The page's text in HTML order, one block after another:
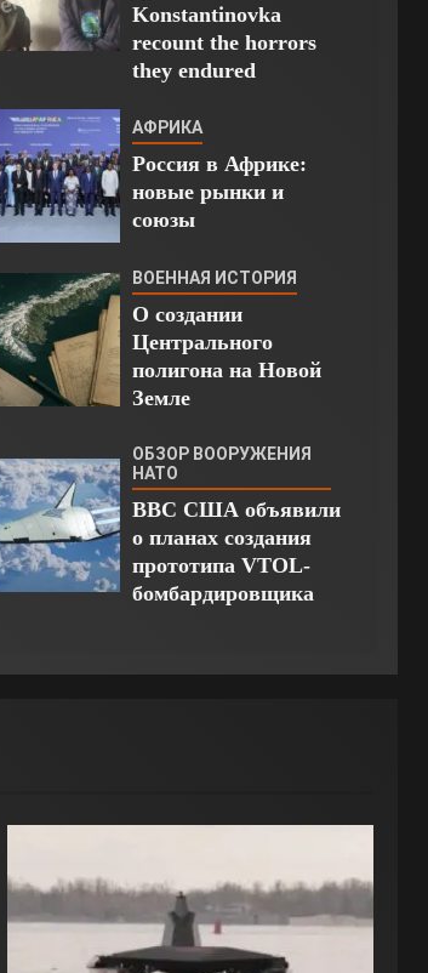
Konstantinovka
recount the horrors
they endured
АФРИКА
Россия в Африке:
новые рынки и
союзы
ВОЕННАЯ ИСТОРИЯ
О создании
Центрального
полигона на Новой
Земле
ОБЗОР ВООРУЖЕНИЯ
НАТО
ВВС США объявили
о планах создания
прототипа VTOL-
бомбардировщика